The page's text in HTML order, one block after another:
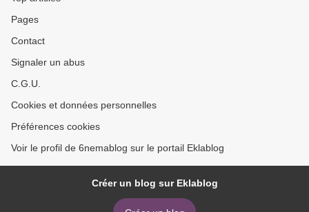
Pages
Contact
Signaler un abus
C.G.U.
Cookies et données personnelles
Préférences cookies
Voir le profil de 6nemablog sur le portail Eklablog
Créer un blog sur Eklablog